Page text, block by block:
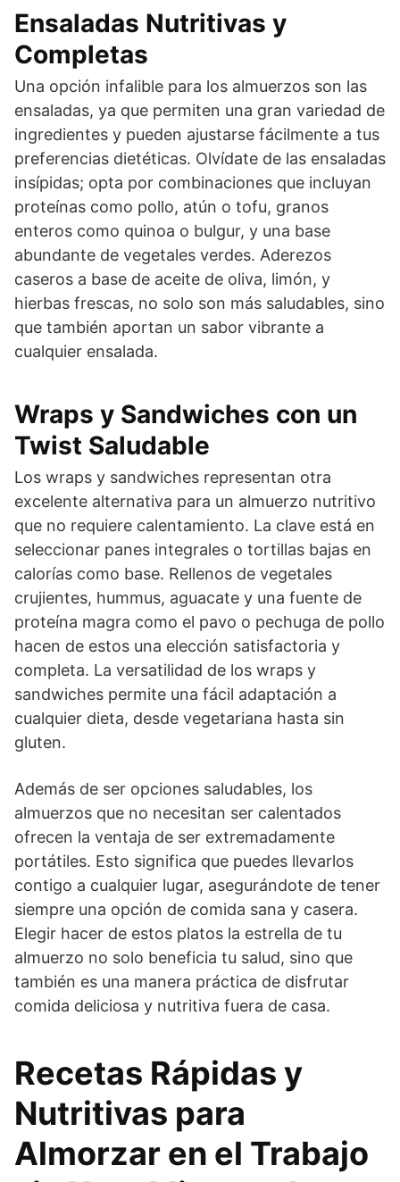
Ensaladas Nutritivas y
Completas
Una opción infalible para los almuerzos son las
ensaladas, ya que permiten una gran variedad de
ingredientes y pueden ajustarse fácilmente a tus
preferencias dietéticas. Olvídate de las ensaladas
insípidas; opta por combinaciones que incluyan
proteínas como pollo, atún o tofu, granos
enteros como quinoa o bulgur, y una base
abundante de vegetales verdes. Aderezos
caseros a base de aceite de oliva, limón, y
hierbas frescas, no solo son más saludables, sino
que también aportan un sabor vibrante a
cualquier ensalada.
Wraps y Sandwiches con un
Twist Saludable
Los wraps y sandwiches representan otra
excelente alternativa para un almuerzo nutritivo
que no requiere calentamiento. La clave está en
seleccionar panes integrales o tortillas bajas en
calorías como base. Rellenos de vegetales
crujientes, hummus, aguacate y una fuente de
proteína magra como el pavo o pechuga de pollo
hacen de estos una elección satisfactoria y
completa. La versatilidad de los wraps y
sandwiches permite una fácil adaptación a
cualquier dieta, desde vegetariana hasta sin
gluten.
Además de ser opciones saludables, los
almuerzos que no necesitan ser calentados
ofrecen la ventaja de ser extremadamente
portátiles. Esto significa que puedes llevarlos
contigo a cualquier lugar, asegurándote de tener
siempre una opción de comida sana y casera.
Elegir hacer de estos platos la estrella de tu
almuerzo no solo beneficia tu salud, sino que
también es una manera práctica de disfrutar
comida deliciosa y nutritiva fuera de casa.
Recetas Rápidas y
Nutritivas para
Almorzar en el Trabajo